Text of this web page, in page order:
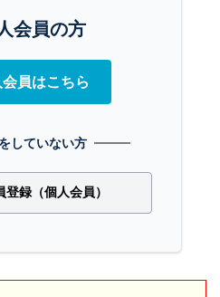
会員の方
員はこちら
していない方
登録（個人会員）